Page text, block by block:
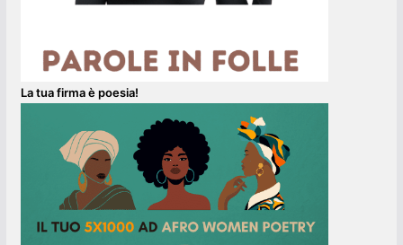
La tua firma è poesia!